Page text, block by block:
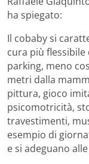
ha spiegato:
Il cobaby si
cura più
parking, meno
metri dalla
pittura, gioco
psicomotricità,
travestimenti,
esempio di
e si adeguano